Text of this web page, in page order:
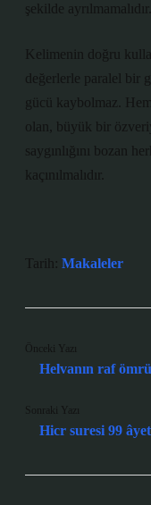
şekilde ayrılmamalıdır.
Kelimenin doğru
değerlerle paralel bir
gücü kaybolmaz.
olan, büyük bir
saygınlığını bozan
kaçınılmalıdır.
Tarih: Makaleler
Önceki Yazı
Helvanın raf
Sonraki Yazı
Hicr suresi 99